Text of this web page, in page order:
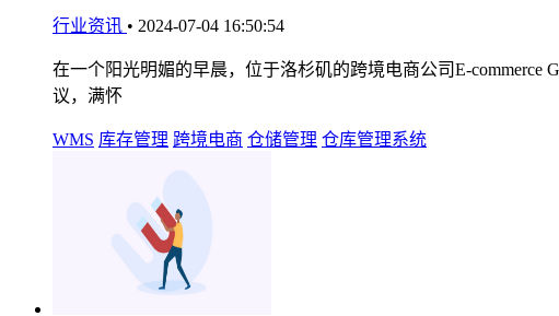
行业资讯 • 2024-07-04 16:50:54
在一个阳光明媚的早晨，位于洛杉矶的跨境电商公司E-commerce
议，满怀
WMS 库存管理 跨境电商 仓储管理 仓库管理系统